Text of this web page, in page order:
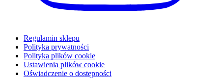
Regulamin sklepu
Polityka prywatności
Polityka plików cookie
Ustawienia plików cookie
Oświadczenie o dostępności